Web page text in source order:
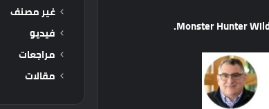
غير مصنف
فيديو
مراجعات
مقالات